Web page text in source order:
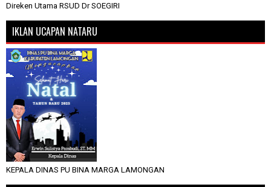
Direken Utama RSUD Dr SOEGIRI
IKLAN UCAPAN NATARU
KEPALA DINAS PU BINA MARGA LAMONGAN